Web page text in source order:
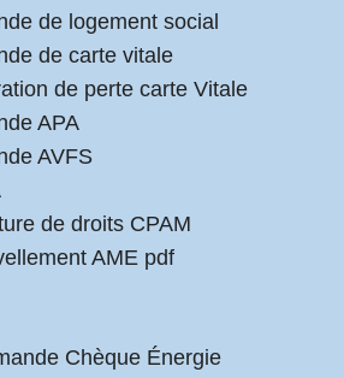
de logement social
de carte vitale
de perte carte Vitale
APA
AVFS
de droits CPAM
AME pdf
Chèque Énergie